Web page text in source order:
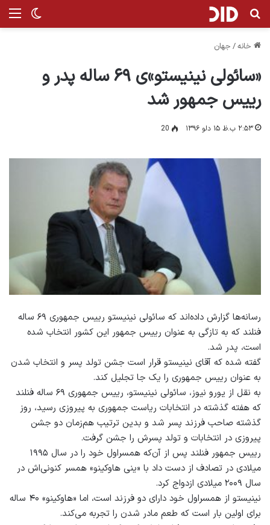
تغییر جستجو برای
خانه/ جهان
«سائولی نینیستو»ی ۶۹ ساله پدر و
رییس جمهور شد
۲:۵۳ ب.ظ ۱۵ دلو ۱۳۹۶ 20
رسانه‌ها گزارش داده‌اند که سائولی نینیستو رییس جمهوری ۶۹ ساله
فنلند که به تازگی به عنوان رییس جمهور این کشور انتخاب شده
است، پدر شد.
گفته شده که آقای نینیستو قرار است جشن تولد پسر و انتخاب شدن
به عنوان رییس جمهوری را یک جا تجلیل کند.
به نقل از یورو نیوز، سائولی نینیستو، رییس جمهوری ۶۹ ساله فنلند
که هفته گذشته در انتخابات ریاست جمهوری به پیروزی رسید، روز
گذشته صاحب فرزند پسر شد و بدین ترتیب هم‌زمان دو جشن
پیروزی در انتخابات و تولد پسرش را جشن گرفت.
رییس جمهور فنلند پس از آن‌که همسراول خود را در سال ۱۹۹۵
میلادی در تصادف از دست داد با «ینی هاوکینو» همسر کنونی‌اش در
سال ۲۰۰۹ میلادی ازدواج کرد.
نینیستو از همسراول خود دارای دو فرزند است، اما «هاوکینو» ۴۰ ساله
برای اولین بار است که طعم مادر شدن را تجربه می‌کند.